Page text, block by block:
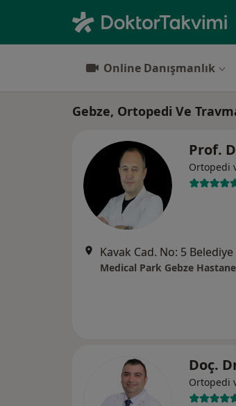
Online Danışmanlık
Gebze, Ortopedi Ve
Prof.
Ortopedi
Medical Park Gebze
Doç.
Ortopedi